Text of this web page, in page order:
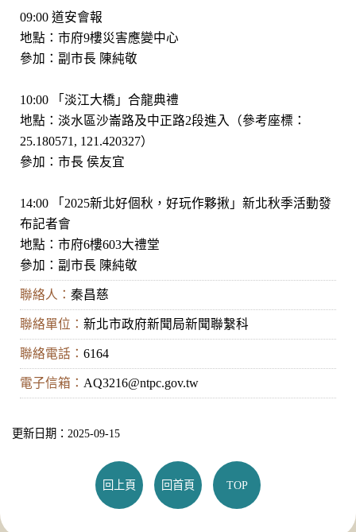
09:00 道安會報
地點：市府9樓災害應變中心
參加：副市長 陳純敬
10:00 「淡江大橋」合龍典禮
地點：淡水區沙崙路及中正路2段進入（參考座標：
25.180571, 121.420327）
參加：市長 侯友宜
14:00 「2025新北好個秋，好玩作夥揪」新北秋季活動發
布記者會
地點：市府6樓603大禮堂
參加：副市長 陳純敬
聯絡人： 秦昌慈
聯絡單位： 新北市政府新聞局新聞聯繫科
聯絡電話： 6164
電子信箱： AQ3216@ntpc.gov.tw
更新日期：2025-09-15
回上頁 回首頁 TOP